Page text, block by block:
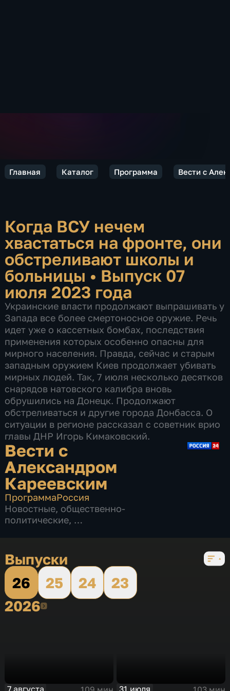
Главная Каталог Программа Вести с
Когда ВСУ нечем
хвастаться на фронте, они
обстреливают школы и
больницы • Выпуск 07
июля 2023 года
Украинские власти продолжают выпрашивать у
Запада все более смертоносное оружие. Речь
идет уже о кассетных бомбах, последствия
применения которых особенно опасны для
мирного населения. Правда, сейчас и старым
западным оружием Киев продолжает убивать
мирных людей. Так, 7 июля несколько десятков
снарядов натовского калибра вновь
обрушились на Донецк. Продолжают
обстреливаться и другие города Донбасса. О
ситуации в регионе рассказал с советник врио
главы ДНР Игорь Кимаковский.
Вести с
Александром
Кареевским
ПрограммаРоссия
Новостные, общественно-
политические,
Выпуски
26
25 24
23
20262026